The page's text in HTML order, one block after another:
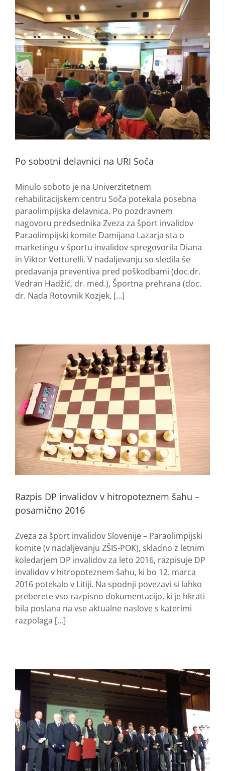
Po sobotni delavnici na URI Soča
Minulo soboto je na Univerzitetnem
rehabilitacijskem centru Soča potekala posebna
paraolimpijska delavnica. Po pozdravnem
nagovoru predsednika Zveza za šport invalidov
Paraolimpijski komite Damijana Lazarja sta o
marketingu v športu invalidov spregovorila Diana
in Viktor Vetturelli. V nadaljevanju so sledila še
predavanja preventiva pred poškodbami (doc.dr.
Vedran Hadžić, dr. med.), Športna prehrana (doc.
dr. Nada Rotovnik Kozjek, [...]
Razpis DP invalidov v hitropoteznem šahu –
posamično 2016
Zveza za šport invalidov Slovenije – Paraolimpijski
komite (v nadaljevanju ZŠIS-POK), skladno z letnim
koledarjem DP invalidov za leto 2016, razpisuje DP
invalidov v hitropoteznem šahu, ki bo 12. marca
2016 potekalo v Litiji. Na spodnji povezavi si lahko
preberete vso razpisno dokumentacijo, ki je hkrati
bila poslana na vse aktualne naslove s katerimi
razpolaga [...]